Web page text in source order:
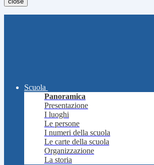
Scuola
Panoramica
Presentazione
I luoghi
Le persone
I numeri della scuola
Le carte della scuola
Organizzazione
La storia